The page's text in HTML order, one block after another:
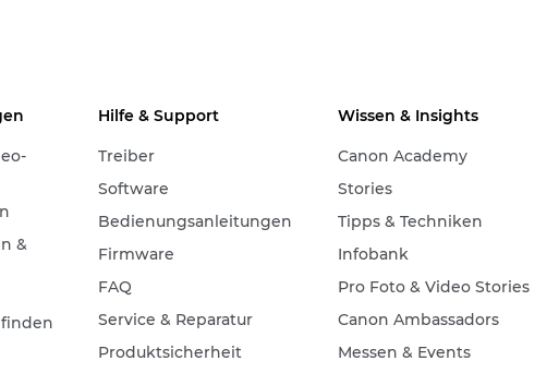
&
Hilfe & Support
Treiber
Software
Bedienungsanleitungen
Firmware
FAQ
Service & Reparatur
Produktsicherheit
Wissen & Insights
Canon Academy
Stories
Tipps & Techniken
Infobank
Pro Foto & Video Stories
Canon Ambassadors
Messen & Events